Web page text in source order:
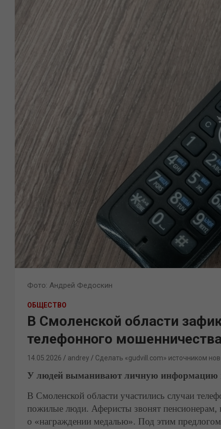
Фото: Андрей Федоскин
ОБЩЕСТВО
В Смоленской области
телефонного
14.05.2026 andrey Сделать «gudvill.com» источником
У людей выманивают личную информацию
В Смоленской области участились случаи
пожилые люди. Аферисты звонят пенсионерам,
о «награждении медалью». Под этим